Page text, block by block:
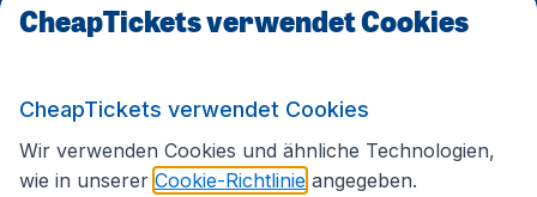
Internationale Webseiten
Folgen Sie uns:
CheapTickets verwendet Cookies
CheapTickets verwendet Cookies
Wir verwenden Cookies und ähnliche Technologien,
wie in unserer Cookie-Richtlinie angegeben.